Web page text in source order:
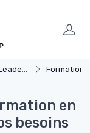
Formation
en
besoins